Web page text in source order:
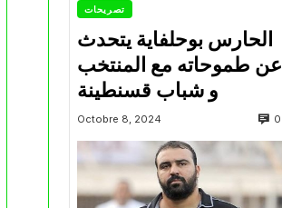
تصريحات
الحارس بوحلفاية يتحدث
عن طموحاته مع المنتخب
و شباب قسنطينة
Octobre 8, 2024 0